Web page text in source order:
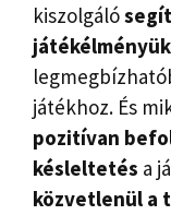
kiszolgáló
játékhoz. És
pozitívan
késleltetés a
közvetlenül a